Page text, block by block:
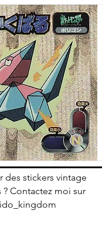
des stickers vintage
Contactez moi sur